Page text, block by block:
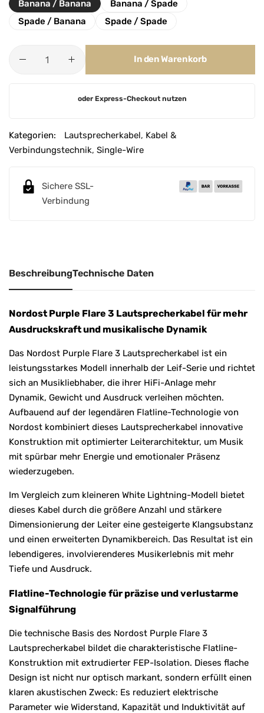
Banana / Banana
Banana / Spade
Spade / Banana
Spade / Spade
In den Warenkorb
e
r
oder Express-Checkout nutzen
Kategorien: Lautsprecherkabel, Kabel &
Verbindungstechnik, Single-Wire
Sichere SSL-
Verbindung
BeschreibungTechnische Daten
Nordost Purple Flare 3 Lautsprecherkabel für mehr
Ausdruckskraft und musikalische Dynamik
Das Nordost Purple Flare 3 Lautsprecherkabel ist ein
leistungsstarkes Modell innerhalb der Leif-Serie und richtet
sich an Musikliebhaber, die ihrer HiFi-Anlage mehr
Dynamik, Gewicht und Ausdruck verleihen möchten.
Aufbauend auf der legendären Flatline-Technologie von
Nordost kombiniert dieses Lautsprecherkabel innovative
Konstruktion mit optimierter Leiterarchitektur, um Musik
mit spürbar mehr Energie und emotionaler Präsenz
wiederzugeben.
Im Vergleich zum kleineren White Lightning-Modell bietet
dieses Kabel durch die größere Anzahl und stärkere
Dimensionierung der Leiter eine gesteigerte Klangsubstanz
und einen erweiterten Dynamikbereich. Das Resultat ist ein
lebendigeres, involvierenderes Musikerlebnis mit mehr
Tiefe und Ausdruck.
Flatline-Technologie für präzise und verlustarme
Signalführung
Die technische Basis des Nordost Purple Flare 3
Lautsprecherkabel bildet die charakteristische Flatline-
Konstruktion mit extrudierter FEP-Isolation. Dieses flache
Design ist nicht nur optisch markant, sondern erfüllt einen
klaren akustischen Zweck: Es reduziert elektrische
Parameter wie Widerstand, Kapazität und Induktivität auf